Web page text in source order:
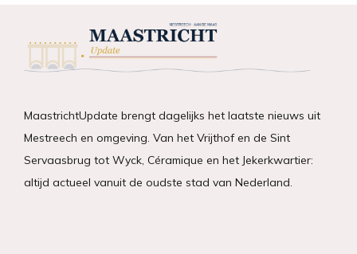
MaastrichtUpdate brengt dagelijks het laatste nieuws uit
Mestreech en omgeving. Van het Vrijthof en de Sint
Servaasbrug tot Wyck, Céramique en het Jekerkwartier:
altijd actueel vanuit de oudste stad van Nederland.